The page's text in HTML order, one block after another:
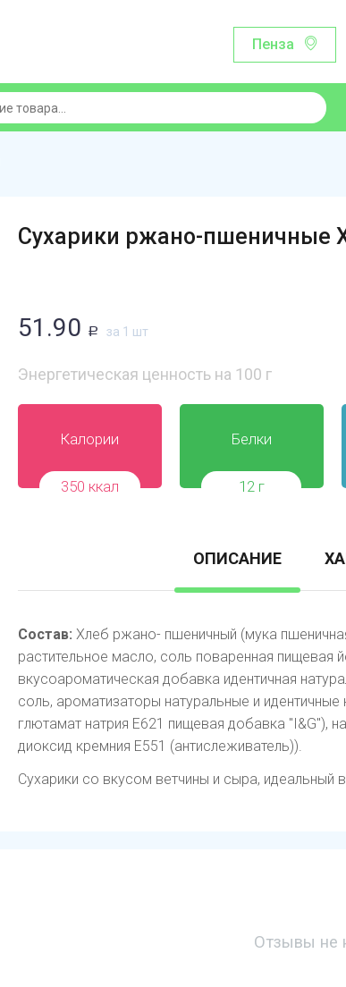
Пенза
Сухарики ржано-пшеничные
51.90 Р за 1 шт
Энергетическая ценность на 100 г
Калории
350 ккал
Белки
12 г
ОПИСАНИЕ
Состав: Хлеб ржано- пшеничный (мука
растительное масло, соль поваренная пищевая
вкусоароматическая добавка идентичная
соль, ароматизаторы натуральные и
глютамат натрия Е621 пищевая добавка "I&G"),
диоксид кремния Е551 (антислеживатель)).
Сухарики со вкусом ветчины и сыра, идеальный
Отзывы не